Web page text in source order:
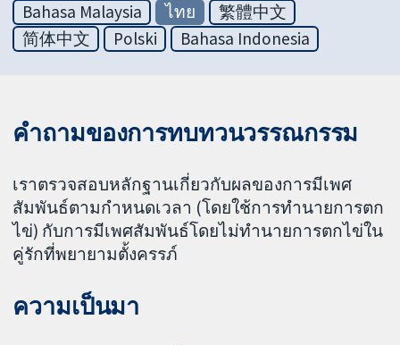
Bahasa Malaysia
ไทย
繁體中文
简体中文
Polski Bahasa Indonesia
คำถามของการทบทวนวรรณกรรม
เราตรวจสอบหลักฐานเกี่ยวกับผลของการมีเพศ
สัมพันธ์ตามกำหนดเวลา (โดยใช้การทำนายการตก
ไข่) กับการมีเพศสัมพันธ์โดยไม่ทำนายการตกไข่ใน
คู่รักที่พยายามตั้งครรภ์
ความเป็นมา